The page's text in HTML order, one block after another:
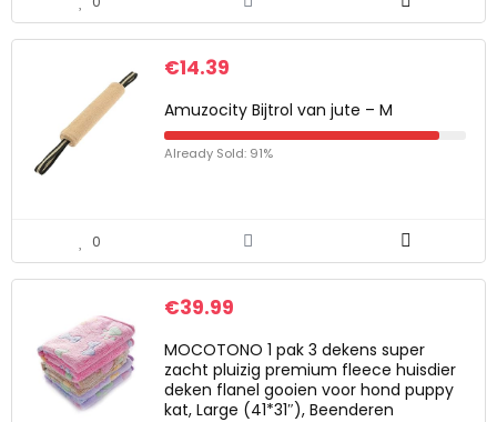
€14.39
Amuzocity Bijtrol van jute – M
Already Sold: 91%
0
€39.99
MOCOTONO 1 pak 3 dekens super
zacht pluizig premium fleece huisdier
deken flanel gooien voor hond puppy
kat, Large (41*31″), Beenderen